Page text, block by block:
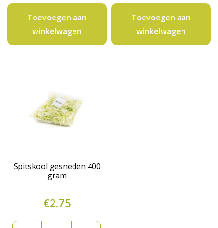
gram
aantal
Toevoegen aan
winkelwagen
aantal
Toevoegen aan
winkelwagen
Spitskool gesneden 400
gram
€2.75